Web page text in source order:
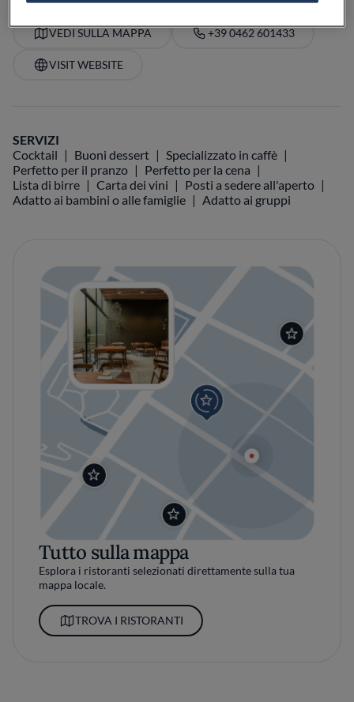
VEDI SULLA MAPPA +39 0462 601433
VISIT WEBSITE
SERVIZI
Cocktail
Buoni dessert
Specializzato in caffè
Perfetto per il pranzo
Perfetto per la cena
Lista di birre
Carta dei vini
Posti a sedere all'aperto
Adatto ai bambini o alle famiglie
Adatto ai gruppi
Tutto sulla mappa
Esplora i ristoranti selezionati direttamente sulla tua
mappa locale.
TROVA I RISTORANTI